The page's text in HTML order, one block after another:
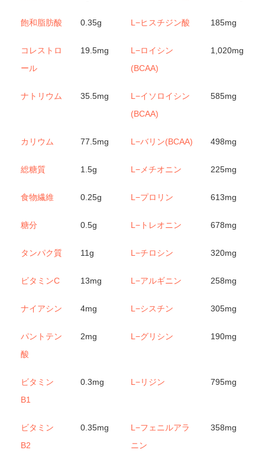
飽和脂肪酸 0.35g L−ヒスチジン酸 185mg
コレストロ
ール
19.5mg
L−ロイシン
(BCAA)
1,020mg
ナトリウム 35.5mg
L−イソロイシン
(BCAA)
585mg
カリウム 77.5mg L−バリン(BCAA) 498mg
総糖質 1.5g L−メチオニン 225mg
食物繊維 0.25g L−プロリン 613mg
糖分 0.5g L−トレオニン 678mg
タンパク質 11g L−チロシン 320mg
ビタミンC 13mg L−アルギニン 258mg
ナイアシン 4mg L−シスチン 305mg
パントテン
酸
2mg L−グリシン 190mg
ビタミン
B1
0.3mg L−リジン 795mg
ビタミン
B2
0.35mg
L−フェニルアラ
ニン
358mg